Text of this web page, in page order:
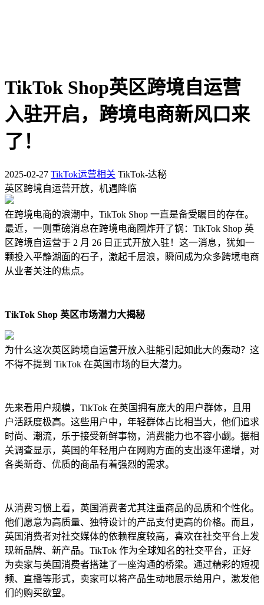
TikTok Shop英区跨境自运营
入驻开启，跨境电商新风口来
了！
2025-02-27 TikTok运营相关 TikTok-达秘
英区跨境自运营开放，机遇降临
在跨境电商的浪潮中，TikTok Shop 一直是备受瞩目的存在。
最近，一则重磅消息在跨境电商圈炸开了锅：TikTok Shop 英
区跨境自运营于 2 月 26 日正式开放入驻！这一消息，犹如一
颗投入平静湖面的石子，激起千层浪，瞬间成为众多跨境电商
从业者关注的焦点。
TikTok Shop 英区市场潜力大揭秘
为什么这次英区跨境自运营开放入驻能引起如此大的轰动？这
不得不提到 TikTok 在英国市场的巨大潜力。
先来看用户规模，TikTok 在英国拥有庞大的用户群体，且用
户活跃度极高。这些用户中，年轻群体占比相当大，他们追求
时尚、潮流，乐于接受新鲜事物，消费能力也不容小觑。据相
关调查显示，英国的年轻用户在网购方面的支出逐年递增，对
各类新奇、优质的商品有着强烈的需求。
从消费习惯上看，英国消费者尤其注重商品的品质和个性化。
他们愿意为高质量、独特设计的产品支付更高的价格。而且，
英国消费者对社交媒体的依赖程度较高，喜欢在社交平台上发
现新品牌、新产品。TikTok 作为全球知名的社交平台，正好
为卖家与英国消费者搭建了一座沟通的桥梁。通过精彩的短视
频、直播等形式，卖家可以将产品生动地展示给用户，激发他
们的购买欲望。